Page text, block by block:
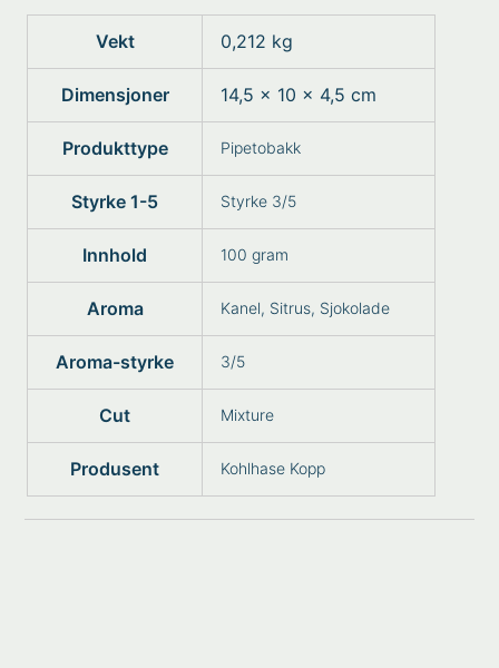
Vekt 0,212 kg
Dimensjoner 14,5 × 10 × 4,5 cm
Produkttype Pipetobakk
Styrke 1-5 Styrke 3/5
Innhold 100 gram
Aroma Kanel, Sitrus, Sjokolade
Aroma-styrke 3/5
Cut Mixture
Produsent Kohlhase Kopp